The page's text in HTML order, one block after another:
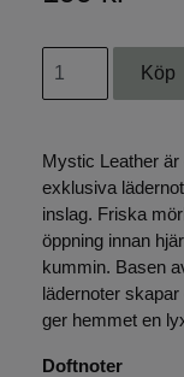
Mystic Leather är
exklusiva
inslag. Friska
öppning innan
kummin. Basen
lädernoter
ger hemmet en
Doftnoter